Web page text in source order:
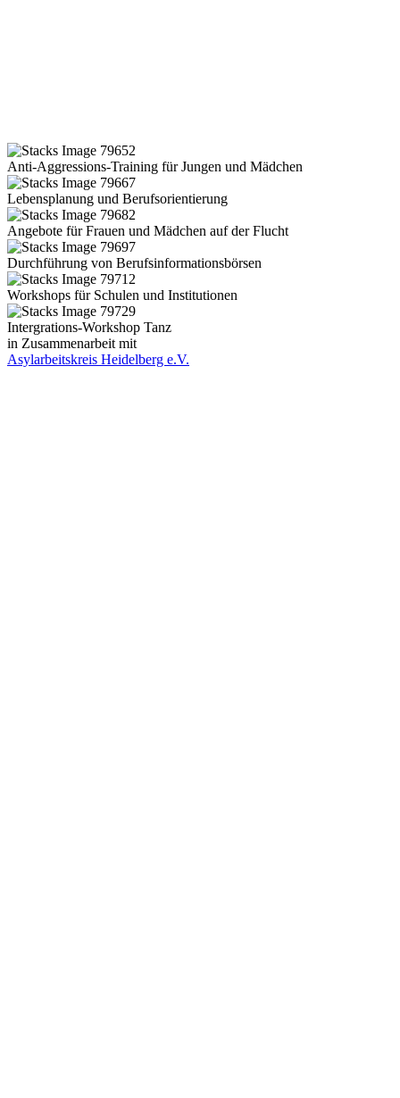
Anti-Aggressions-Training für Jungen und Mädchen
Lebensplanung und Berufsorientierung
Angebote für Frauen und Mädchen auf der Flucht
Durchführung von Berufsinformationsbörsen
Workshops für Schulen und Institutionen
Intergrations-Workshop Tanz
in Zusammenarbeit mit
Asylarbeitskreis Heidelberg e.V.